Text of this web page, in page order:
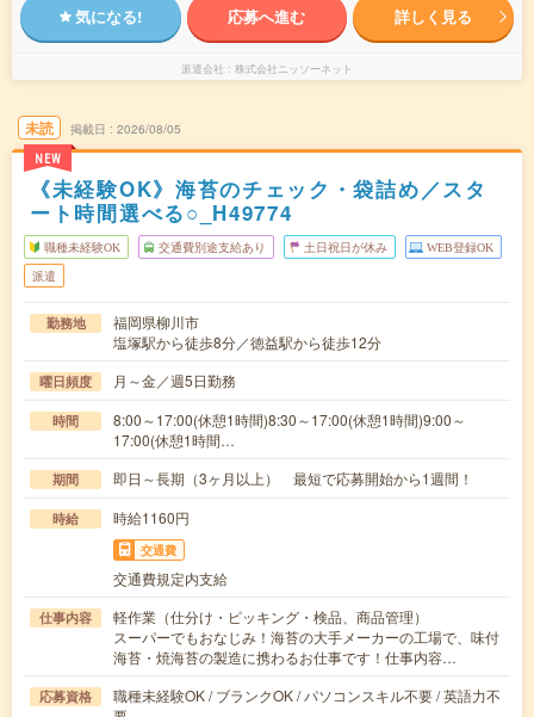
気になる! 応募へ進む 詳しく見る
派遣会社 株式会社ニッソーネット
未読
NEW
掲載日 2026/08/05
《未経験OK》海苔のチェック・袋詰め／スタ
ート時間選べる○_H49774
職種未経験OK 交通費別途支給あり 土日祝日が休み WEB登録OK
派遣
勤務地
福岡県柳川市
塩塚駅から徒歩8分／徳益駅から徒歩12分
曜日頻度 月～金／週5日勤務
時間
8:00～17:00(休憩1時間)8:30～17:00(休憩1時間)9:00～
17:00(休憩1時間…
期間 即日～長期（3ヶ月以上） 最短で応募開始から1週間！
時給 時給1160円
交通費
交通費規定内支給
仕事内容
軽作業（仕分け・ピッキング・検品、商品管理）
スーパーでもおなじみ！海苔の大手メーカーの工場で、味付
海苔・焼海苔の製造に携わるお仕事です！仕事内容…
応募資格
職種未経験OK / ブランクOK / パソコンスキル不要 / 英語力不